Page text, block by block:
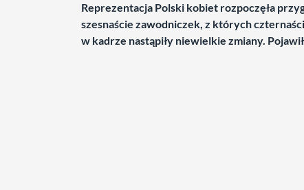
Reprezentacja Polski kobiet rozpoczęła
szesnaście zawodniczek, z których
w kadrze nastąpiły niewielkie zmiany.